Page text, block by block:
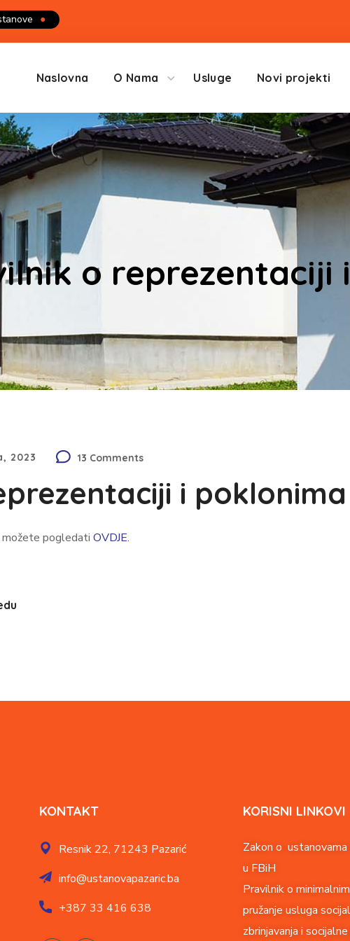
●
Naslovna O Nama Usluge Novi projekti
o reprezentaciji
2023 13 Comments
i poklonima
možete pogledati OVDJE.
KONTAKT
Resnik 22, 71243 Pazarić
info@ustanovapazaric.ba
+387 33 416 638
KORISNI LINKOVI
Zakon o
u FBiH
Pravilnik o
pružanje usluga
zbrinjavanja i